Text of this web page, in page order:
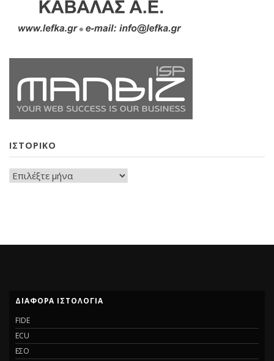
ΙΣΤΟΡΙΚΟ
ΔΙΑΦΟΡΑ ΙΣΤΟΛΟΓΙΑ
FIDE
ECU
ΕΣΟ